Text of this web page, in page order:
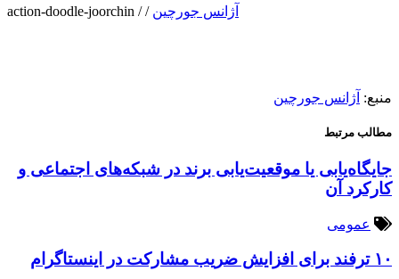
آژانس جورچین /
/
action-doodle-joorchin
منبع: آژانس جورچین
مطالب مرتبط
جایگاه‌یابی یا موقعیت‌یابی برند در شبکه‌های اجتماعی و
کارکرد آن
عمومی
۱۰ ترفند برای افزایش ضریب مشارکت در اینستاگرام